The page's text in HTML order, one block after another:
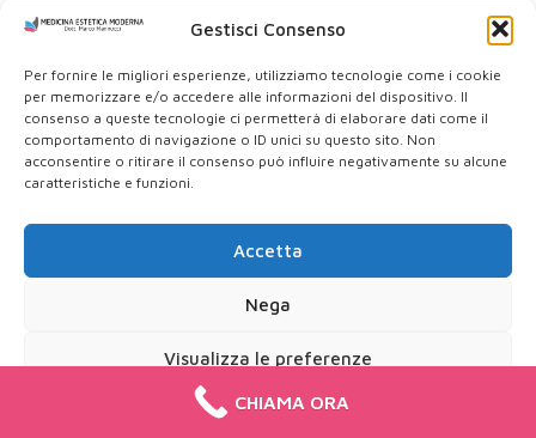
Gestisci Consenso
Per fornire le migliori esperienze, utilizziamo tecnologie come i cookie
per memorizzare e/o accedere alle informazioni del dispositivo. Il
consenso a queste tecnologie ci permetterà di elaborare dati come il
comportamento di navigazione o ID unici su questo sito. Non
acconsentire o ritirare il consenso può influire negativamente su alcune
caratteristiche e funzioni.
Accetta
Nega
Visualizza le preferenze
Cookie PolicyPrivacy Policy
CHIAMA ORA